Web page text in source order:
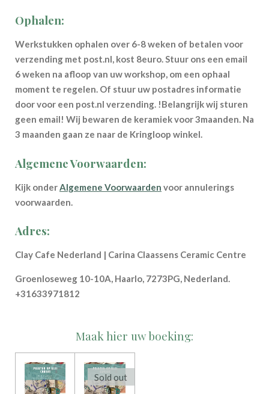
Ophalen:
Werkstukken ophalen over 6-8 weken of betalen voor
verzending met post.nl, kost 8euro. Stuur ons een email
6 weken na afloop van uw workshop, om een ophaal
moment te regelen. Of stuur uw postadres informatie
door voor een post.nl verzending. !Belangrijk wij sturen
geen email! Wij bewaren de keramiek voor 3maanden. Na
3 maanden gaan ze naar de Kringloop winkel.
Algemene Voorwaarden:
Kijk onderAlgemene Voorwaarden voor annulerings
voorwaarden.
Adres:
Clay Cafe Nederland | Carina Claassens Ceramic Centre
Groenloseweg 10-10A, Haarlo, 7273PG, Nederland.
+31633971812
Maak hier uw boeking:
Sold out